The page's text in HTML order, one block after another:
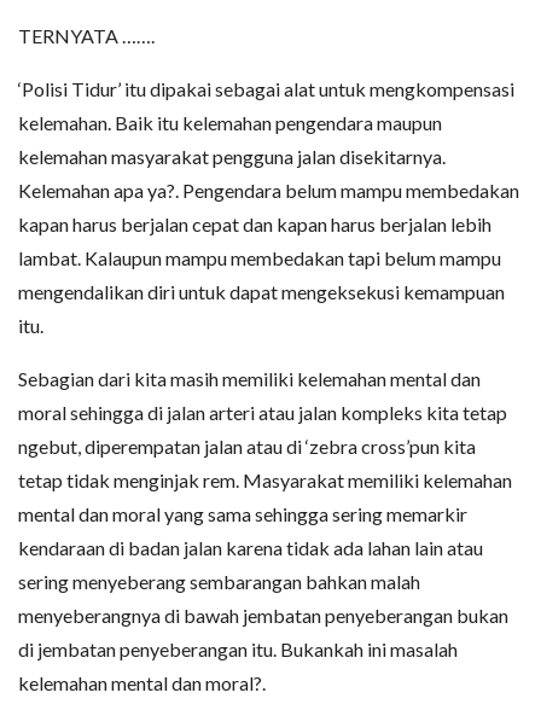
TERNYATA …….
‘Polisi Tidur’ itu dipakai sebagai alat untuk mengkompensasi
kelemahan. Baik itu kelemahan pengendara maupun
kelemahan masyarakat pengguna jalan disekitarnya.
Kelemahan apa ya?. Pengendara belum mampu membedakan
kapan harus berjalan cepat dan kapan harus berjalan lebih
lambat. Kalaupun mampu membedakan tapi belum mampu
mengendalikan diri untuk dapat mengeksekusi kemampuan
itu.
Sebagian dari kita masih memiliki kelemahan mental dan
moral sehingga di jalan arteri atau jalan kompleks kita tetap
ngebut, diperempatan jalan atau di ‘zebra cross’pun kita
tetap tidak menginjak rem. Masyarakat memiliki kelemahan
mental dan moral yang sama sehingga sering memarkir
kendaraan di badan jalan karena tidak ada lahan lain atau
sering menyeberang sembarangan bahkan malah
menyeberangnya di bawah jembatan penyeberangan bukan
di jembatan penyeberangan itu. Bukankah ini masalah
kelemahan mental dan moral?.